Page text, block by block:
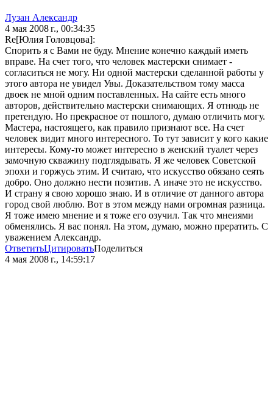
Лузан Александр
4 мая 2008 г., 00:34:35
Re[Юлия Головцова]:
Спорить я с Вами не буду. Мнение конечно каждый иметь
вправе. На счет того, что человек мастерски снимает -
согласиться не могу. Ни одной мастерски сделанной работы у
этого автора не увидел Увы. Доказательством тому масса
двоек не мной одним поставленных. На сайте есть много
авторов, действительно мастерски снимающих. Я отнюдь не
претендую. Но прекрасное от пошлого, думаю отличить могу.
Мастера, настоящего, как правило признают все. На счет
человек видит много интересного. То тут зависит у кого какие
интересы. Кому-то может интересно в женский туалет через
замочную скважину подглядывать. Я же человек Советской
эпохи и горжусь этим. И считаю, что искусство обязано сеять
добро. Оно должно нести позитив. А иначе это не искусство.
И страну я свою хорошо знаю. И в отличие от данного автора
город свой люблю. Вот в этом между нами огромная разница.
Я тоже имею мнение и я тоже его озучил. Так что мнеиями
обменялись. Я вас понял. На этом, думаю, можно прератить. С
уважением Александр.
ОтветитьЦитироватьПоделиться
4 мая 2008 г., 14:59:17